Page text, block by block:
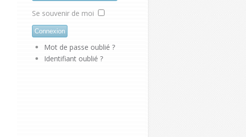
Se souvenir de moi
Mot de passe oublié ?
Identifiant oublié ?